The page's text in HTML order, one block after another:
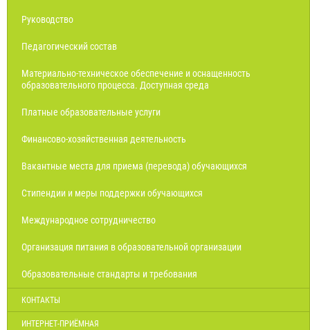
Руководство
Педагогический состав
Материально-техническое обеспечение и оснащенность
образовательного процесса. Доступная среда
Платные образовательные услуги
Финансово-хозяйственная деятельность
Вакантные места для приема (перевода) обучающихся
Стипендии и меры поддержки обучающихся
Международное сотрудничество
Организация питания в образовательной организации
Образовательные стандарты и требования
КОНТАКТЫ
ИНТЕРНЕТ-ПРИЁМНАЯ